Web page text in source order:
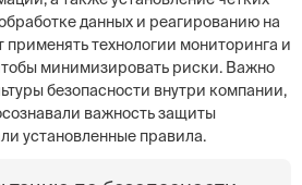
данных и реагированию на
применять технологии мониторинга и
минимизировать риски. Важно
безопасности внутри компании,
важность защиты
установленные правила.